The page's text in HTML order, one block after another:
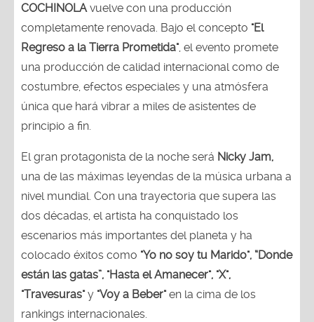
COCHINOLAvuelve con una producción
completamente renovada. Bajo el concepto "El
Regreso a la Tierra Prometida", el evento promete
una producción de calidad internacional como de
costumbre, efectos especiales y una atmósfera
única que hará vibrar a miles de asistentes de
principio a fin.
El gran protagonista de la noche será Nicky Jam,
una de las máximas leyendas de la música urbana a
nivel mundial. Con una trayectoria que supera las
dos décadas, el artista ha conquistado los
escenarios más importantes del planeta y ha
colocado éxitos como "Yo no soy tu Marido", “Donde
están las gatas”, "Hasta el Amanecer", "X",
"Travesuras"y "Voy a Beber"en la cima de los
rankings internacionales.